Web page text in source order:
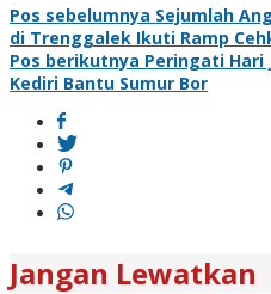
Navigasi
pos
Pos sebelumnya Sejumlah
di Trenggalek Ikuti Ramp
Pos berikutnya Peringati Hari
Kediri Bantu Sumur Bor
Jangan Lewatkan